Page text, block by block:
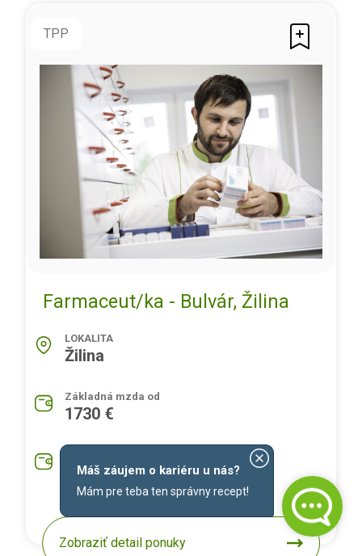
TPP
Farmaceut/ka - Bulvár, Žilina
LOKALITA
Žilina
Základná mzda od
1730 €
1930 €
Zobraziť detail ponuky
Máš záujem o kariéru u nás?
Mám pre teba ten správny recept!